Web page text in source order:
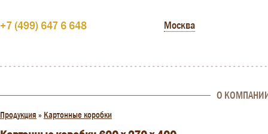
+7 (499) 647 6 648 Москва
О
Продукция » Картонные коробки